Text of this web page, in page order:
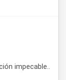
el
para una
o unos
Kusite
argentino.
impecable..